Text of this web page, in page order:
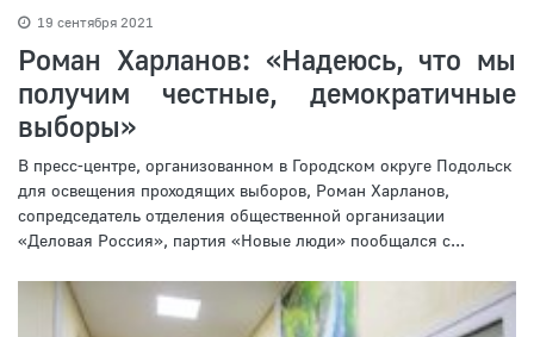
19 сентября 2021
Роман Харланов: «Надеюсь, что мы
получим честные, демократичные
выборы»
В пресс-центре, организованном в Городском округе Подольск
для освещения проходящих выборов, Роман Харланов,
сопредседатель отделения общественной организации
«Деловая Россия», партия «Новые люди» пообщался с...